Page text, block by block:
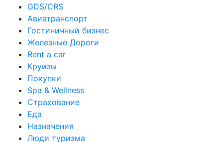
GDS/CRS
Авиатранспорт
Гостиничный бизнес
Железные Дороги
Rent a car
Круизы
Покупки
Spa & Wellness
Страхование
Еда
Назначения
Люди туризма